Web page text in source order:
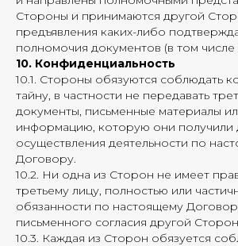
Стороны и принимаются другой
предъявления каких-либо
полномочия документов (в том
10. Конфиденциальность
10.1. Стороны обязуются соблюдать
тайну, в частности не передавать
документы, письменные материалы
информацию, которую они получили
осуществления деятельности по
Договору.
10.2. Ни одна из Сторон не имеет
третьему лицу, полностью или
обязанности по настоящему
письменного согласия другой
10.3. Каждая из Сторон обязуется